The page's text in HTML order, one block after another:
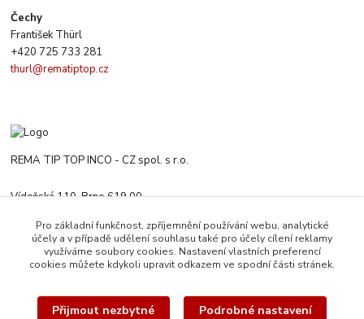
Čechy
František Thürl
+420 725 733 281
thurl@rematiptop.cz
REMA TIP TOP INCO - CZ spol. s r.o.
Vídeňská 110, Brno 619 00
Po-Čt 8:00-16:00 h. Pa 8:00-13:30 h.
rematiptop@rematiptop.cz
Pro základní funkčnost, zpříjemnění používání webu, analytické
účely a v případě udělení souhlasu také pro účely cílení reklamy
využíváme soubory cookies. Nastavení vlastních preferencí
cookies můžete kdykoli upravit odkazem ve spodní části stránek.
Přijmout nezbytné Podrobné nastavení